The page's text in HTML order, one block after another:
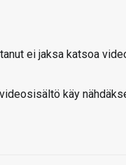
ei jaksa katsoa
käy